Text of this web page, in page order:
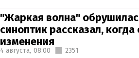
"Жаркая волна"
синоптик рассказал,
изменения
4 августа, 08:00 2351